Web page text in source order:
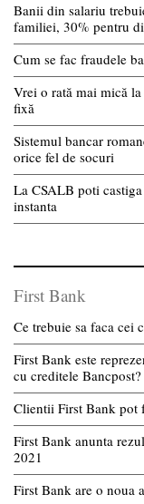
Banii din salariu
familiei, 30% pentru
Cum se fac fraudele
Vrei o rată mai mică
fixă
Sistemul bancar
orice fel de socuri
La CSALB poti
instanta
First Bank
Ce trebuie sa faca cei
First Bank este
cu creditele Bancpost?
Clientii First Bank pot
First Bank anunta
2021
First Bank are o noua